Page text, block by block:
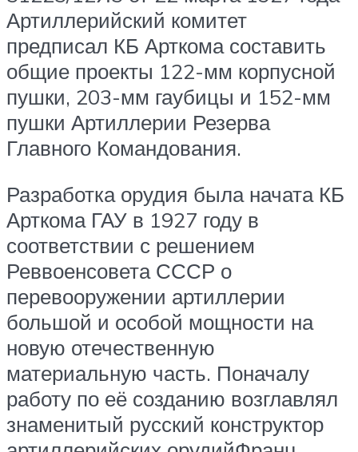
Артиллерийский комитет
предписал КБ Арткома составить
общие проекты 122-мм корпусной
пушки, 203-мм гаубицы и 152-мм
пушки Артиллерии Резерва
Главного Командования.
Разработка орудия была начата КБ
Арткома ГАУ в 1927 году в
соответствии с решением
Реввоенсовета СССР о
перевооружении артиллерии
большой и особой мощности на
новую отечественную
материальную часть. Поначалу
работу по её созданию возглавлял
знаменитый русский конструктор